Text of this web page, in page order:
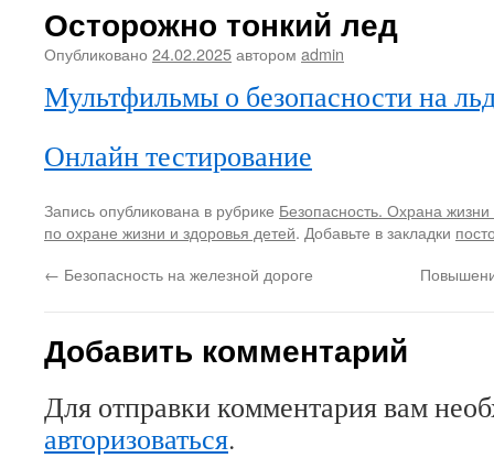
Осторожно тонкий лед
Опубликовано 24.02.2025автором admin
Мультфильмы о безопасности на
Онлайн тестирование
Запись опубликована в рубрике Безопасность. Охрана
по охране жизни и здоровья детей. Добавьте в закладки
← Безопасность на железной дороге
Добавить комментарий
Для отправки комментария вам
авторизоваться.